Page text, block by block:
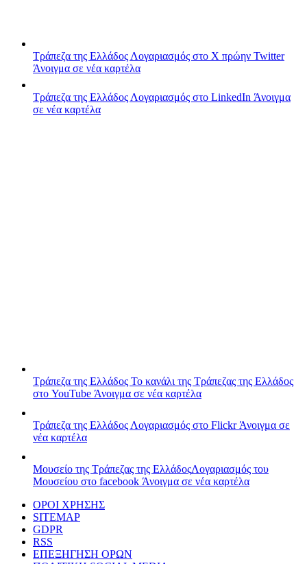
Τράπεζα της Ελλάδος Λογαριασμός στο X πρώην Twitter
Άνοιγμα σε νέα καρτέλα
Τράπεζα της Ελλάδος Λογαριασμός στο LinkedIn Άνοιγμα
σε νέα καρτέλα
Τράπεζα της Ελλάδος Το κανάλι της Τράπεζας της Ελλάδος
στο YouTube Άνοιγμα σε νέα καρτέλα
Τράπεζα της Ελλάδος Λογαριασμός στο FlickrΆνοιγμα σε
νέα καρτέλα
Μουσείο της Τράπεζας της ΕλλάδοςΛογαριασμός του
Μουσείου στο facebook Άνοιγμα σε νέα καρτέλα
ΟΡΟΙ ΧΡΗΣΗΣ
SITEMAP
GDPR
RSS
ΕΠΕΞΗΓΗΣΗ ΟΡΩΝ